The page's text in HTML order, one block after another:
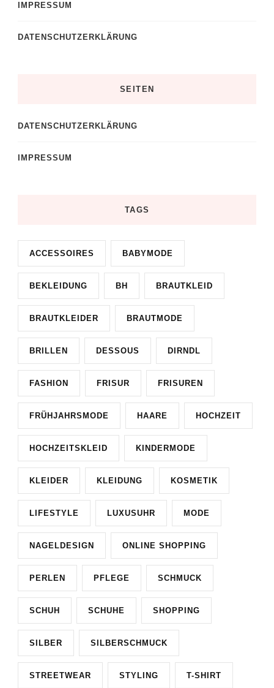
IMPRESSUM
DATENSCHUTZERKLÄRUNG
SEITEN
DATENSCHUTZERKLÄRUNG
IMPRESSUM
TAGS
ACCESSOIRES BABYMODE
BEKLEIDUNG BH BRAUTKLEID
BRAUTKLEIDER BRAUTMODE
BRILLEN DESSOUS DIRNDL
FASHION FRISUR FRISUREN
FRÜHJAHRSMODE HAARE HOCHZEIT
HOCHZEITSKLEID KINDERMODE
KLEIDER KLEIDUNG KOSMETIK
LIFESTYLE LUXUSUHR MODE
NAGELDESIGN ONLINE SHOPPING
PERLEN PFLEGE SCHMUCK
SCHUH SCHUHE SHOPPING
SILBER SILBERSCHMUCK
STREETWEAR STYLING T-SHIRT